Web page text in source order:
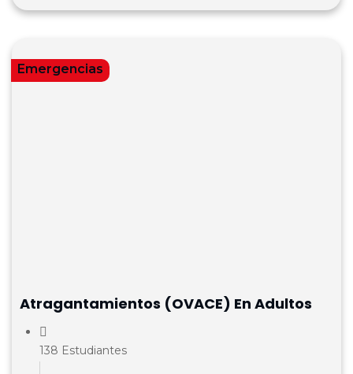
Emergencias
Atragantamientos (OVACE) En Adultos
138 Estudiantes